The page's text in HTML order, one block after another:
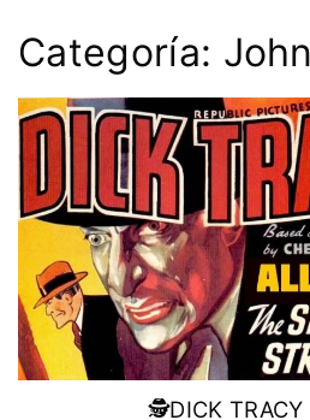
CINE DOCUMENTAL
CINE NEGRO /
ESPIONAJE
COMEDIA
DRAMA
ÉPICO /
EXPERIMENTOS
FANTÁSTICO
MUSICAL
TERROR
WESTERN /
ASIA
EUROPA
OCEANIA
TALLERES
ONLINE
IMAGEN & VIDEO
SERVICIOS DE
COMPUTACIÓN
DISEÑO WEB
CONTACTO
TARJETA
DIGITAL
Categoría:
🕵DICK TRACY